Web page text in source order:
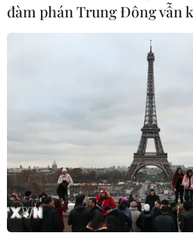
#Bán Tivi #Kinh tế Nhật Bản
đàm phán Trung Đông vẫn